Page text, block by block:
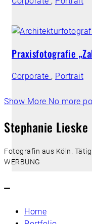
Praxisfotografie
Corporate , Portrait
Show More No more
Stephanie
Fotografin aus Köln. Tätig
WERBUNG
–
Home